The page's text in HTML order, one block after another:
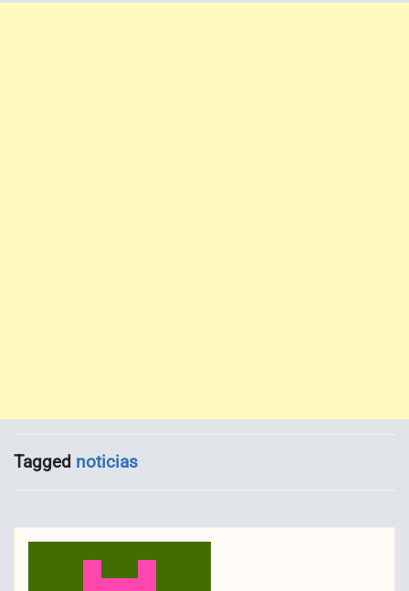
Tagged noticias